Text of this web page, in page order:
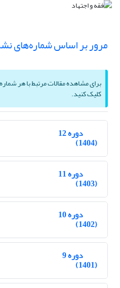
مرور بر اساس شماره‌های
برای مشاهده مقالات مرتبط با هر
کلیک کنید.
دوره 12
(1404)
دوره 11
(1403)
دوره 10
(1402)
دوره 9
(1401)